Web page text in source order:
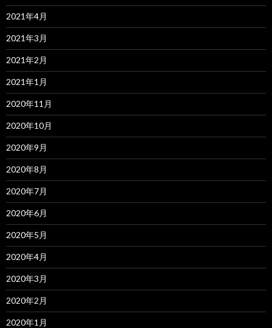
2021年4月
2021年3月
2021年2月
2021年1月
2020年11月
2020年10月
2020年9月
2020年8月
2020年7月
2020年6月
2020年5月
2020年4月
2020年3月
2020年2月
2020年1月